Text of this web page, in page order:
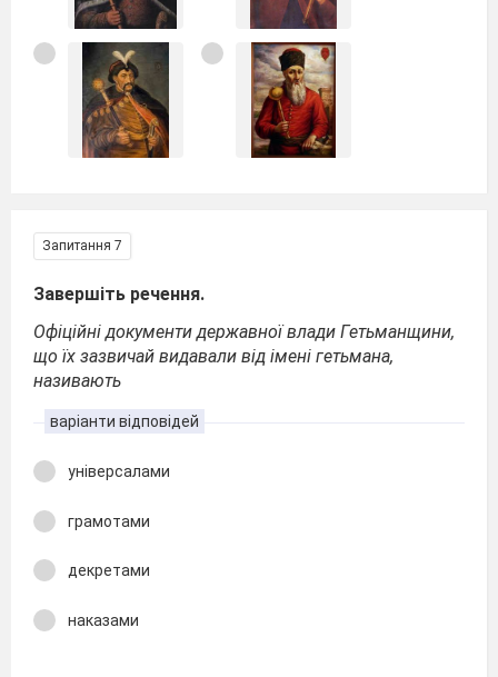
Запитання 7
Завершіть речення.
Офіційні документи державної влади Гетьманщини,
що їх зазвичай видавали від імені гетьмана,
називають
варіанти відповідей
універсалами
грамотами
декретами
наказами